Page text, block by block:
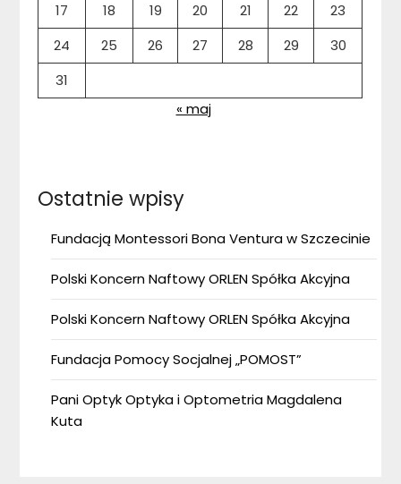
17
18 19 20 21 22
23
24
25 26 27 28 29
30
31
« maj
Ostatnie wpisy
Fundacją Montessori Bona Ventura w Szczecinie
Polski Koncern Naftowy ORLEN Spółka Akcyjna
Polski Koncern Naftowy ORLEN Spółka Akcyjna
Fundacja Pomocy Socjalnej „POMOST”
Pani Optyk Optyka i Optometria Magdalena
Kuta